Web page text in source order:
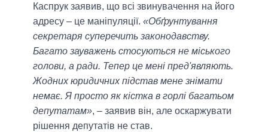
Каспрук заявив, що всі звинувачення на його
адресу – це маніпуляції. «Обґрунтування
секретаря суперечить законодавству.
Багато зауважень стосуються не міського
голови, а ради. Тепер це мені пред'являють.
Жодних юридичних підстав мене знімати
немає. Я просто як кістка в горлі багатьом
депутатам», – заявив він, але оскаржувати
рішення депутатів не став.